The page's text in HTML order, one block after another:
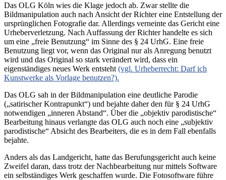
Das OLG Köln wies die Klage jedoch ab. Zwar stellte die
Bildmanipulation auch nach Ansicht der Richter eine Entstellung der
ursprünglichen Fotografie dar. Allerdings verneinte das Gericht eine
Urheberverletzung. Nach Auffassung der Richter handelte es sich
um eine „freie Benutzung“ im Sinne des § 24 UrhG. Eine freie
Benutzung liegt vor, wenn das Original nur als Anregung benutzt
wird und das Original so stark verändert wird, dass ein
eigenständiges neues Werk entsteht (vgl. Urheberrecht: Darf ich
Kunstwerke als Vorlage benutzen?).
Das OLG sah in der Bildmanipulation eine deutliche Parodie
(„satirischer Kontrapunkt“) und bejahte daher den für § 24 UrhG
notwendigen „inneren Abstand“. Über die „objektiv parodistische“
Bearbeitung hinaus verlangte das OLG auch noch eine „subjektiv
parodistische“ Absicht des Bearbeiters, die es in dem Fall ebenfalls
bejahte.
Anders als das Landgericht, hatte das Berufungsgericht auch keine
Zweifel daran, dass trotz der Nachbearbeitung nur mittels Software
ein selbständiges Werk geschaffen wurde. Die Fotosoftware führe